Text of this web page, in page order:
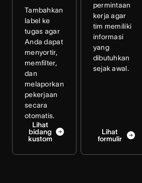
Tambahkan
label ke
tugas agar
Anda dapat
menyortir,
memfilter,
dan
melaporkan
pekerjaan
secara
otomatis.
Lihat
bidang
kustom
permintaan
kerja agar
tim memiliki
informasi
yang
dibutuhkan
sejak awal.
Lihat
formulir